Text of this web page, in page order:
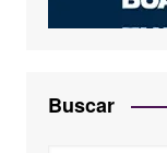
Buscar